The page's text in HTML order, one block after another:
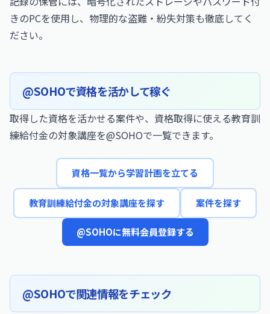
きのPCを使用し、物理的な盗難・紛失対策も徹底してく
ださい。
@SOHOで資格を活かして稼ぐ
取得した資格を活かせる案件や、資格取得に使える教育訓
練給付金の対象講座を@SOHOで一覧できます。
資格一覧から学習計画を立てる
教育訓練給付金の対象講座を探す 案件を探す
@SOHOに無料会員登録する
@SOHOで関連情報をチェック